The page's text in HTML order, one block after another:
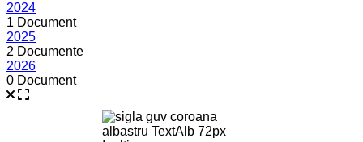
2024
1 Document
2025
2 Documente
2026
0 Document